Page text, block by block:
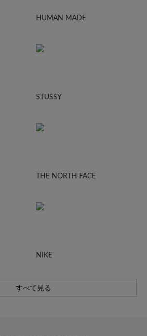
HUMAN MADE
STUSSY
THE NORTH FACE
NIKE
すべて見る